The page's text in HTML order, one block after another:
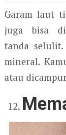
Garam laut
juga bisa
tanda selulit.
mineral.
atau